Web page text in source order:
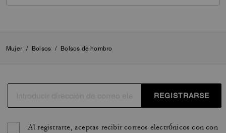
Mujer / Bolsos / Bolsos de hombro
REGISTRARSE
Al registrarte, aceptas recibir correos electrónicos con con